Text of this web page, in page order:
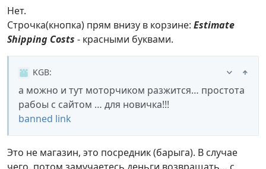
Нет.
Строчка(кнопка) прям внизу в корзине: Estimate
Shipping Costs - красными буквами.
KGB:
а можно и тут моторчиком разжится… простота
рабоы с сайтом … для новичка!!!
banned link
Это не магазин, это посредник (барыга). В случае